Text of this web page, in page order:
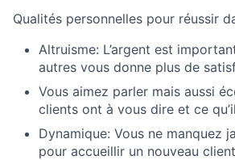
Qualités personnelles pour réussir
Altruisme: L’argent est
autres vous donne plus de
Vous aimez parler mais aussi
clients ont à vous dire et ce
Dynamique: Vous ne manquez
pour accueillir un nouveau client